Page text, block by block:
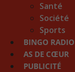
Santé
Société
Sports
BINGO RADIO
AS DE CŒUR
PUBLICITÉ